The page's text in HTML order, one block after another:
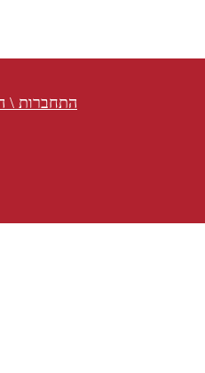
התחברות \